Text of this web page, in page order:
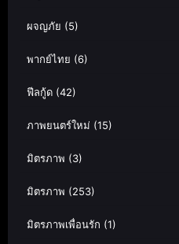
ผจญภัย (5)
พากย์ไทย (6)
ฟีลกู้ด (42)
ภาพยนตร์ใหม่ (15)
มิตรภาพ (3)
มิตรภาพ (253)
มิตรภาพเพื่อนรัก (1)